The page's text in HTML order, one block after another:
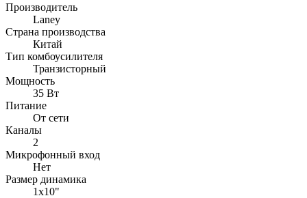
Производитель
Laney
Страна производства
Китай
Тип комбоусилителя
Транзисторный
Мощность
35 Вт
Питание
От сети
Каналы
2
Микрофонный вход
Нет
Размер динамика
1x10"